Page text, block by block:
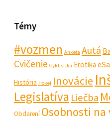
Témy
#vozmen Anketa Autá
Cvičenie Cyklistika Erotika
História Hokej Inovácie
Legislatíva Liečba
Obdarení Osobnosti na